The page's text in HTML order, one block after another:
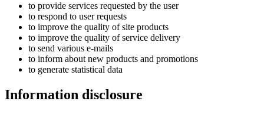
to provide services requested by the user
to respond to user requests
to improve the quality of site products
to improve the quality of service delivery
to send various e-mails
to inform about new products and promotions
to generate statistical data
Information disclosure